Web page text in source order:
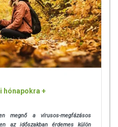
hónapokra +
megnő a vírusos-megfázásos
az időszakban érdemes külön